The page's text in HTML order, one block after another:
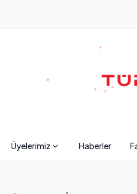
Üyelerimiz Haberler